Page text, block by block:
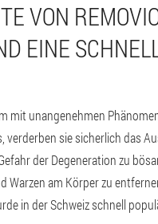
VON
EINE
mit unangenehmen
sie sicherlich das
der Degeneration zu
Warzen am Körper zu
in der Schweiz schnell